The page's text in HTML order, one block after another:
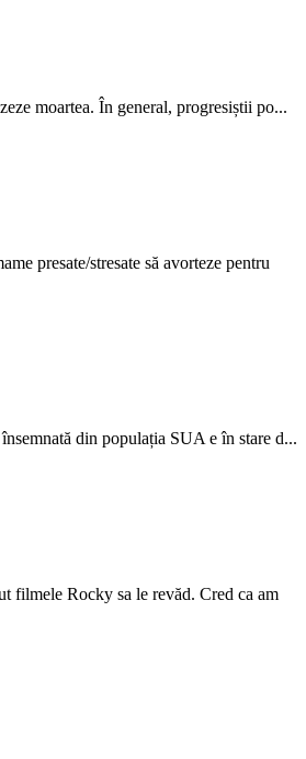
moartea. În general, progresiștii po...
presate/stresate să avorteze pentru
din populația SUA e în stare d...
filmele Rocky sa le revăd. Cred ca am